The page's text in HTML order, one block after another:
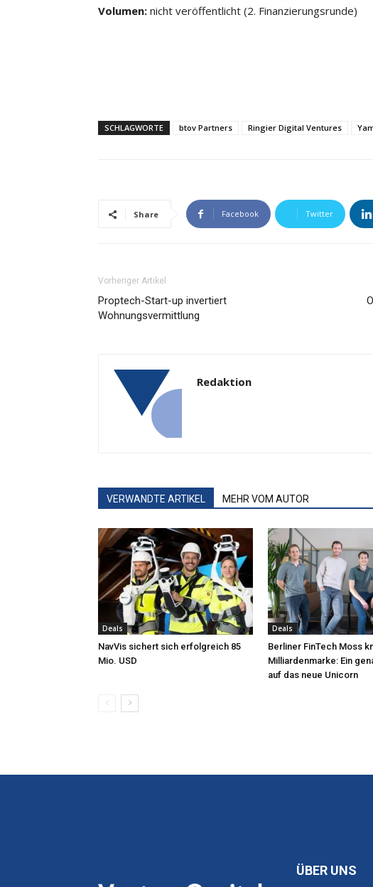
Volumen: nicht veröffentlicht (2. Finanzierungsrunde)
SCHLAGWORTE btov Partners Ringier Digital Ventures
Share Facebook Twitter
Vorheriger Artikel
Proptech-Start-up invertiert
Wohnungsvermittlung
Redaktion
VERWANDTE ARTIKEL MEHR VOM AUTOR
Deals
NavVis sichert sich erfolgreich 85
Mio. USD
Deals
Berliner FinTech Moss
Milliardenmarke: Ein
auf das neue Unicorn
ÜBER UNS